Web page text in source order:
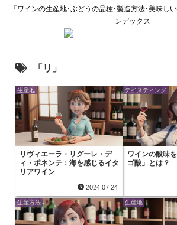
『ワインの生産地･ぶどうの品種･製造方法･美味し
ンデックス
「リ」
生産地
リヴィエーラ・リグーレ・デ
ィ・ポネンテ：海を感じるイタ
リアワイン
2024.07.24
テイスティング
ワインの酸味
ゴ酸」とは？
生産方法 生産地